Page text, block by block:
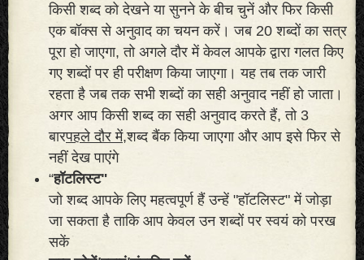
किसी शब्द को देखने या सुनने के बीच चुनें और फिर किसी
एक बॉक्स से अनुवाद का चयन करें। जब 20 शब्दों का सत्र
पूरा हो जाएगा, तो अगले दौर में केवल आपके द्वारा गलत किए
गए शब्दों पर ही परीक्षण किया जाएगा। यह तब तक जारी
रहता है जब तक सभी शब्दों का सही अनुवाद नहीं हो जाता।
अगर आप किसी शब्द का सही अनुवाद करते हैं, तो 3
बारपहले दौर में,शब्द बैंक किया जाएगा और आप इसे फिर से
नहीं देख पाएंगे
“हॉटलिस्ट"
जो शब्द आपके लिए महत्वपूर्ण हैं उन्हें "हॉटलिस्ट" में जोड़ा
जा सकता है ताकि आप केवल उन शब्दों पर स्वयं को परख
सकें